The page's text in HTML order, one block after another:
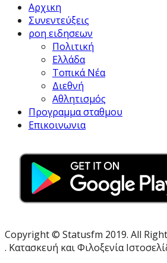
Αρχικη
Συνεντεύξεις
ροη ειδησεων
Πολιτική
Ελλάδα
Τοπικά Νέα
Διεθνή
Αθλητισμός
Προγραμμα σταθμου
Επικοινωνια
Copyright © Statusfm 2019. All
. Κατασκευή και Φιλοξενία